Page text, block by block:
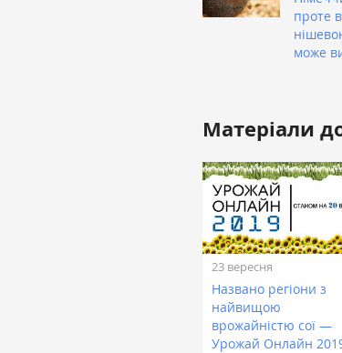
проте
може
Матеріали
23 вересня
Названо регіони з
найвищою
врожайністю сої —
Урожай Онлайн